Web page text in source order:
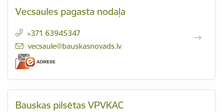
Vecsaules pagasta nodaļa
+371 63945347
E-pasts:
vecsaule@bauskasnovads.lv
Bauskas pilsētas VPVKAC